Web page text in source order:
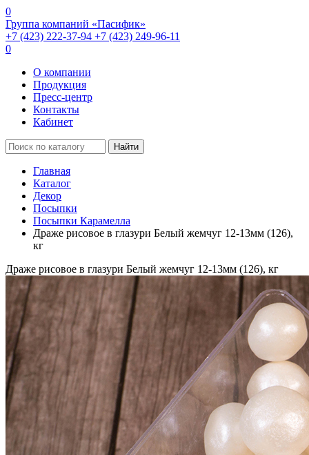
0
Группа компаний «Пасифик»
+7 (423) 222-37-94 +7 (423) 249-96-11
0
О компании
Продукция
Пресс-центр
Контакты
Кабинет
Найти
Главная
Каталог
Декор
Посыпки
Посыпки Карамелла
Драже рисовое в глазури Белый жемчуг 12-13мм (126),
кг
Драже рисовое в глазури Белый жемчуг 12-13мм (126), кг